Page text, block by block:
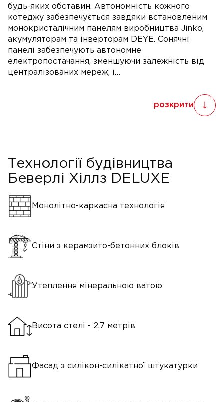
будь-яких обставин. Автономність кожного
котеджу забезпечується завдяки встановленим
монокристалічним панелям виробництва Jinko,
акумуляторам та інверторам DEYE. Сонячні
панелі забезпечують автономне
електропостачання, зменшуючи залежність від
централізованих мереж, і…
розкрити
Технології будівництва
Беверлі Хіллз DELUXE
Монолітно-каркасна технологія
Стіни з керамзито-бетонних блоків
Утеплення мінеральною ватою
Висота стелі - 2,7 метрів
Фасад з силікон-силікатної штукатурки